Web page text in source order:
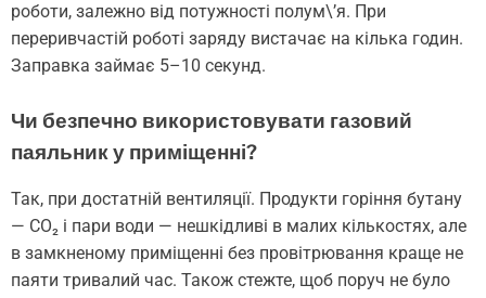
роботи, залежно від потужності полум\’я. При
переривчастій роботі заряду вистачає на кілька годин.
Заправка займає 5–10 секунд.
Чи безпечно використовувати газовий
паяльник у приміщенні?
Так, при достатній вентиляції. Продукти горіння бутану
— CO₂ і пари води — нешкідливі в малих кількостях, але
в замкненому приміщенні без провітрювання краще не
паяти тривалий час. Також стежте, щоб поруч не було